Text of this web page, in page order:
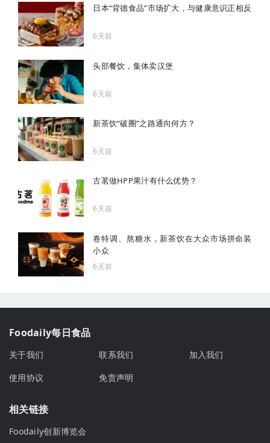
日本“背德食品”市场扩大，与健康意识正相反
6天前
头部餐饮，集体卖汉堡
6天前
新茶饮“破圈”之路通向何方？
6天前
古茗做HPP果汁有什么优势？
6天前
卷特调、熬糖水，新茶饮在大众市场拼命装
小众
6天前
Foodaily每日食品
关于我们 联系我们
加入我们
使用协议
免责声明
相关链接
Foodaily创新博览会